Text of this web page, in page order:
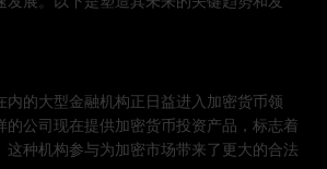
内的大型金融机构正日益进入加密货币领
的公司现在提供加密货币投资产品，标志着
这种机构参与为加密市场带来了更大的合法